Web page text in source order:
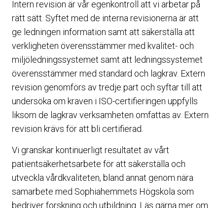
Intern revision är vår egenkontroll att vi arbetar på
rätt sätt. Syftet med de interna revisionerna är att
ge ledningen information samt att säkerställa att
verkligheten överensstämmer med kvalitet- och
miljöledningssystemet samt att ledningssystemet
överensstämmer med standard och lagkrav. Extern
revision genomförs av tredje part och syftar till att
undersöka om kraven i ISO-certifieringen uppfylls
liksom de lagkrav verksamheten omfattas av. Extern
revision krävs för att bli certifierad.
Vi granskar kontinuerligt resultatet av vårt
patientsäkerhetsarbete för att säkerställa och
utveckla vårdkvaliteten, bland annat genom nära
samarbete med Sophiahemmets Högskola som
bedriver forskning och utbildning. Läs gärna mer om